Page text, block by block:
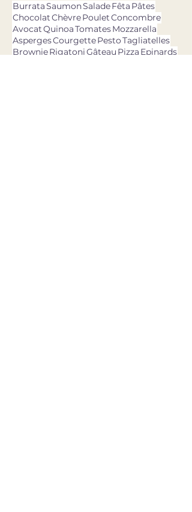
BurrataSaumonSaladeFêta Pâtes
ChocolatChèvrePouletConcombre
AvocatQuinoaTomatesMozzarella
AspergesCourgettePestoTagliatelles
BrownieRigatoniGâteau Pizza Epinards